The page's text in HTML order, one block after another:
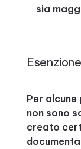
sia
Esenzione
Per
non sono
creato